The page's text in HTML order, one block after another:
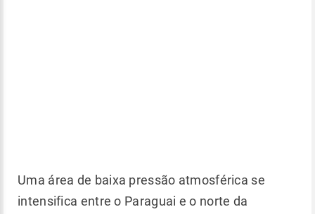
Uma área de baixa pressão atmosférica se
intensifica entre o Paraguai e o norte da